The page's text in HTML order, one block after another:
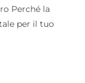
Perché la
per il tuo